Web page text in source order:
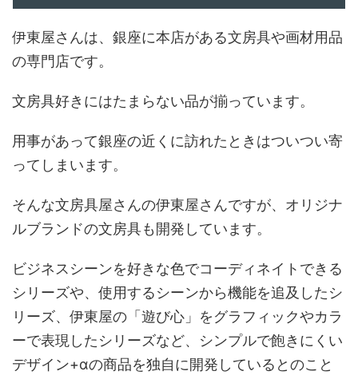
伊東屋さんは、銀座に本店がある文房具や画材用品
の専門店です。
文房具好きにはたまらない品が揃っています。
用事があって銀座の近くに訪れたときはついつい寄
ってしまいます。
そんな文房具屋さんの伊東屋さんですが、オリジナ
ルブランドの文房具も開発しています。
ビジネスシーンを好きな色でコーディネイトできる
シリーズや、使用するシーンから機能を追及したシ
リーズ、伊東屋の「遊び心」をグラフィックやカラ
ーで表現したシリーズなど、シンプルで飽きにくい
デザイン+αの商品を独自に開発しているとのこと